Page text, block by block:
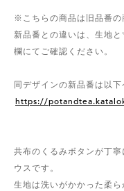
※こちらの商品は旧品番の
新品番との違いは、生地
欄にてご確認ください。
同デザインの新品番は以
https://
共布のくるみボタンが丁
ウスです。
生地は洗いがかかった柔